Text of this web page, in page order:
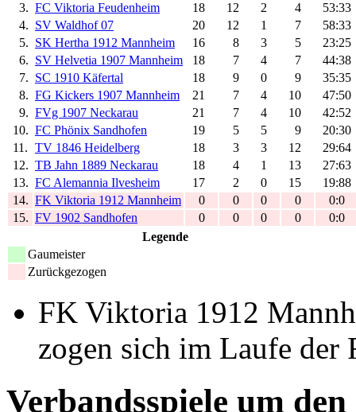
3. FC Viktoria Feudenheim 18 12 2 4
53:33
4. SV Waldhof 07 20 12 1 7
58:33
5. SK Hertha 1912 Mannheim 16 8 3 5
23:25
6. SV Helvetia 1907 Mannheim 18 7 4 7
44:38
7. SC 1910 Käfertal 18 9 0 9
35:35
8. FG Kickers 1907 Mannheim 21 7 4 10
47:50
9. FVg 1907 Neckarau 21 7 4 10
42:52
10. FC Phönix Sandhofen 19 5 5 9
20:30
11. TV 1846 Heidelberg 18 3 3 12
29:64
12. TB Jahn 1889 Neckarau 18 4 1 13
27:63
13. FC Alemannia Ilvesheim 17 2 0 15
19:88
14. FK Viktoria 1912 Mannheim 0 0 0 0
0:0
15. FV 1902 Sandhofen 0 0 0 0
0:0
Legende
Gaumeister
Zurückgezogen
FK Viktoria 1912
zogen sich im Laufe der
Verbandsspiele um